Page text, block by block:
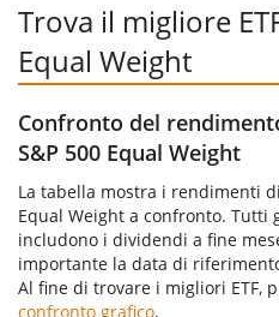
Trova il migliore
Equal Weight
Confronto del
S&P 500 Equal Weight
La tabella mostra i rendimenti
Equal Weight a confronto.
includono i dividendi a fine
importante la data di
Al fine di trovare i migliori ETF,
confronto grafico.